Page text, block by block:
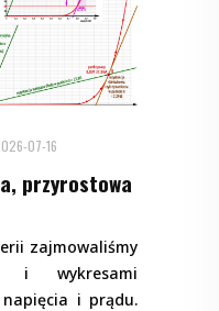
07-16
przyrostowa
zajmowaliśmy
i wykresami
i prądu.